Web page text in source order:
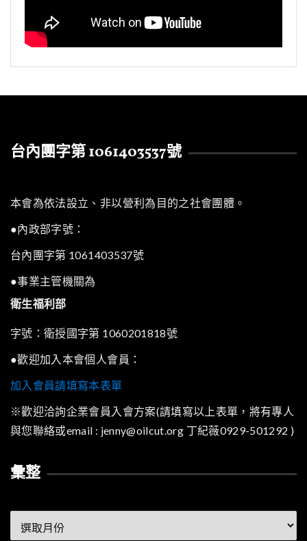
台內團字第 1061403537號
本會為依法設立、非以營利為目的之社會團體。
●內政部字號：
台內團字第 1061403537號
●事業主管機關為
衛生福利部
字號：衛授國字第 1060201818號
●歡迎加入本會個人會員：
加入會員請填寫本表單
※歡迎洽詢企業會員入會方案(請填寫以上表單，將有專人
與您聯絡或email : jenny@oilcut.org 丁紀薇0929-501292 )
彙整